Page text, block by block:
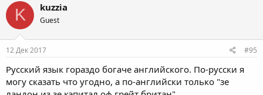
K kuzzia
Guest
12 Дек 2017 #95
Русский язык гораздо богаче английского. По-русски я
могу сказать что угодно, а по-английски только "зе